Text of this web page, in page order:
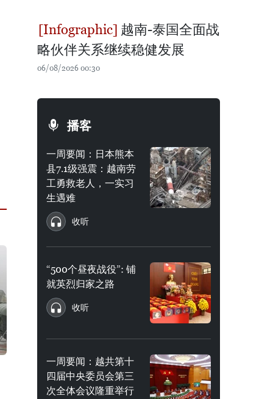
越南-泰国全面战
略伙伴关系继续稳健发展
06/08/2026 00:30
播客
一周要闻：日本熊本
县7.1级强震：越南劳
工勇救老人，一实习
生遇难
收听
“500个昼夜战役”: 铺
就英烈归家之路
收听
一周要闻：越共第十
四届中央委员会第三
次全体会议隆重举行